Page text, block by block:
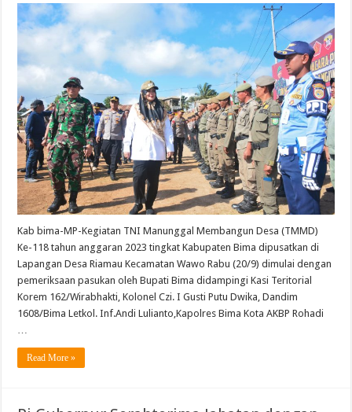
Kab bima-MP-Kegiatan TNI Manunggal Membangun Desa (TMMD)
Ke-118 tahun anggaran 2023 tingkat Kabupaten Bima dipusatkan di
Lapangan Desa Riamau Kecamatan Wawo Rabu (20/9) dimulai dengan
pemeriksaan pasukan oleh Bupati Bima didampingi Kasi Teritorial
Korem 162/Wirabhakti, Kolonel Czi. I Gusti Putu Dwika, Dandim
1608/Bima Letkol. Inf.Andi Lulianto,Kapolres Bima Kota AKBP Rohadi
Read More »